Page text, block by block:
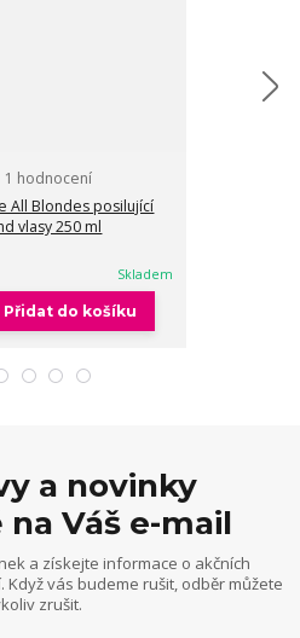
1 hodnocení
All Blondes posilující
vlasy 250 ml
Skladem
Přidat do košíku
a novinky
Váš e-mail
a získejte informace o akčních
vás budeme rušit, odběr můžete
zrušit.